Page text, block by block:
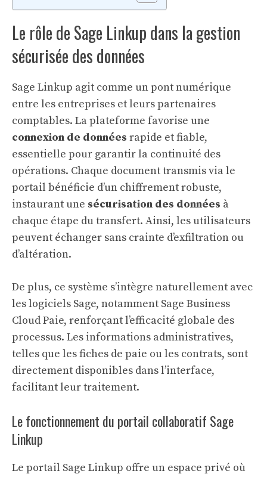
Le rôle de Sage Linkup dans la gestion
sécurisée des données
Sage Linkup agit comme un pont numérique
entre les entreprises et leurs partenaires
comptables. La plateforme favorise une
connexion de données rapide et fiable,
essentielle pour garantir la continuité des
opérations. Chaque document transmis via le
portail bénéficie d’un chiffrement robuste,
instaurant une sécurisation des données à
chaque étape du transfert. Ainsi, les utilisateurs
peuvent échanger sans crainte d’exfiltration ou
d’altération.
De plus, ce système s’intègre naturellement avec
les logiciels Sage, notamment Sage Business
Cloud Paie, renforçant l’efficacité globale des
processus. Les informations administratives,
telles que les fiches de paie ou les contrats, sont
directement disponibles dans l’interface,
facilitant leur traitement.
Le fonctionnement du portail collaboratif Sage
Linkup
Le portail Sage Linkup offre un espace privé où